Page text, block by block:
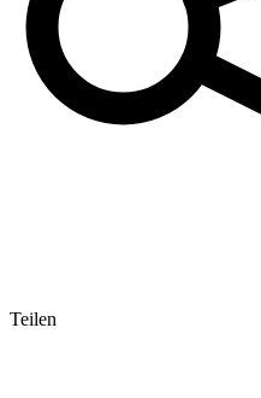
Teilen